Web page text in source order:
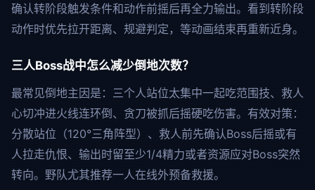
确认转阶段触发条件和动作前摇后再全力输出。看到转阶段
动作时优先拉开距离、规避判定，等动画结束再重新近身。
三人Boss战中怎么减少倒地次数？
最常见倒地主因是：三个人站位太集中一起吃范围技、救人
心切冲进火线连环倒、贪刀被抓后摇硬吃伤害。有效对策：
分散站位（120°三角阵型）、救人前先确认Boss后摇或有
人拉走仇恨、输出时留至少1/4精力或者资源应对Boss突然
转向。野队尤其推荐一人在线外预备救援。